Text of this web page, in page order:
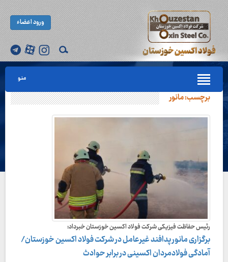
ورود اعضاء
منو
برچسب:مانور
رئیس حفاظت فیزیکی شرکت فولاد اکسین خوزستان خبرداد:
برگزاری مانور پدافند غیرعامل در شرکت فولاد اکسین خوزستان/
آمادگی فولادمردان اکسینی در برابر حوادث